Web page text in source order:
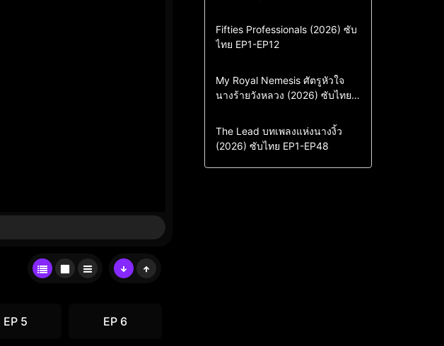
EP 5 EP 6
Action & Adventure
Comedy
Drama
ซีรี่ย์เกาหลี
Fifties Professionals (2026) ซับ
ไทย EP1-EP12
Comedy
Drama
Sci-Fi & Fantasy
ซีรี่ย์เกาหลี
My Royal Nemesis ศัตรูหัวใจ
นางร้ายวังหลวง (2026) ซับไทย
Drama
ซีรี่ย์จีน
ซีรี่ย์จีนซับไทย
The Lead บทเพลงแห่งนางงิ้ว
(2026) ซับไทย EP1-EP48